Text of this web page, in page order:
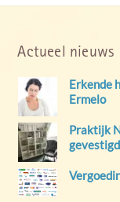
Actueel nieuws
Erkende
Ermelo
Praktijk